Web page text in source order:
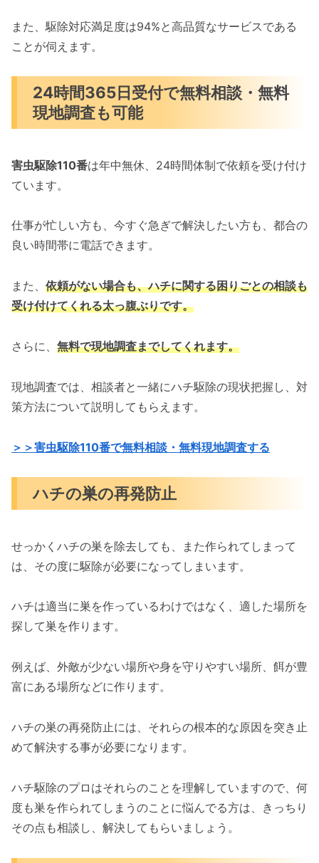
また、駆除対応満足度は94%と高品質なサービスである
ことが伺えます。
24時間365日受付で無料相談・無料
現地調査も可能
害虫駆除110番は年中無休、24時間体制で依頼を受け付け
ています。
仕事が忙しい方も、今すぐ急ぎで解決したい方も、都合の
良い時間帯に電話できます。
また、 依頼がない場合も、ハチに関する困りごとの相談も
受け付けてくれる太っ腹ぶりです。
さらに、 無料で現地調査までしてくれます。
現地調査では、相談者と一緒にハチ駆除の現状把握し、対
策方法について説明してもらえます。
＞＞害虫駆除110番で無料相談・無料現地調査する
ハチの巣の再発防止
せっかくハチの巣を除去しても、また作られてしまって
は、その度に駆除が必要になってしまいます。
ハチは適当に巣を作っているわけではなく、適した場所を
探して巣を作ります。
例えば、外敵が少ない場所や身を守りやすい場所、餌が豊
富にある場所などに作ります。
ハチの巣の再発防止には、それらの根本的な原因を突き止
めて解決する事が必要になります。
ハチ駆除のプロはそれらのことを理解していますので、何
度も巣を作られてしまうのことに悩んでる方は、きっちり
その点も相談し、解決してもらいましょう。